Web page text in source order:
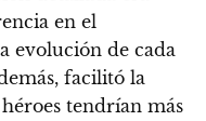
en el
evolución de cada
facilitó la
tendrían más